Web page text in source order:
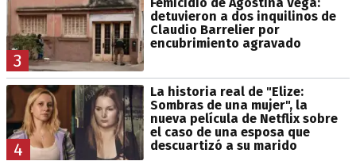
3
detuvieron a dos inquilinos de
Claudio Barrelier por
encubrimiento agravado
4
La historia real de "Elize:
Sombras de una mujer", la
nueva película de Netflix sobre
el caso de una esposa que
descuartizó a su marido